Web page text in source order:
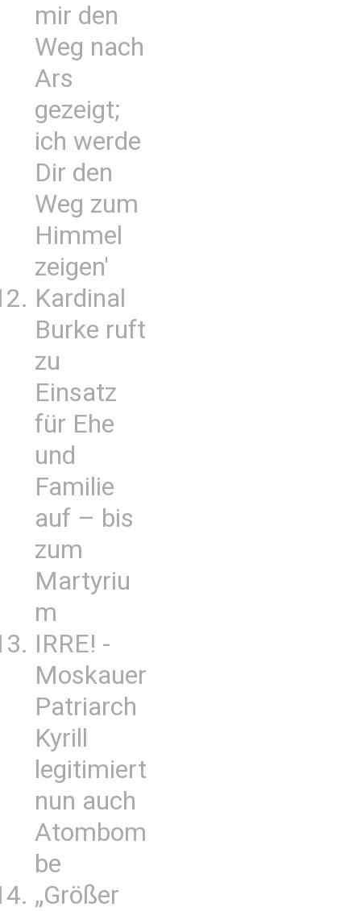
mir den
Weg nach
Ars
gezeigt;
ich werde
Dir den
Weg zum
Himmel
zeigen'
Kardinal
Burke ruft
zu
Einsatz
für Ehe
und
Familie
auf – bis
zum
Martyriu
m
IRRE! -
Moskauer
Patriarch
Kyrill
legitimiert
nun auch
Atombom
be
„Größer